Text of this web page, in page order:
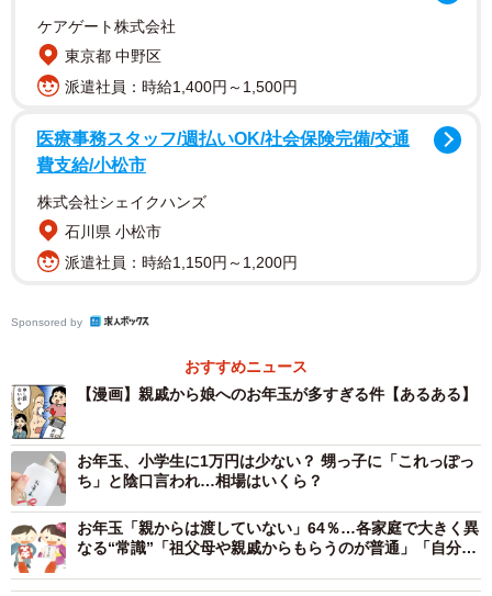
いとこの家には小～中学生の子供が4人いるのに対して、T
美さん・J介さんには幼稚園に通う子供が1人。いとこは
「貰った額と同じだけ渡したい」という想いで、2万円のお
「でもさぁ…確かに渡した合計金額は同じだけど、1人に2
万円はさすがに多すぎるんじゃない？」というのがT美さん
の主張でした。
ケアゲート株式会社
東京都 中野区
派遣社員：時給1,400円～1,500円
医療事務スタッフ/週払いOK/社会保険完備/交通
費支給/小松市
株式会社シェイクハンズ
石川県 小松市
派遣社員：時給1,150円～1,200円
Sponsored by
おすすめニュース
【漫画】親戚から娘へのお年玉が多すぎる件【あるある】
お年玉、小学生に1万円は少ない？ 甥っ子に「これっぽっ
ち」と陰口言われ…相場はいくら？
お年玉「親からは渡していない」64％…各家庭で大きく異
なる“常識”「祖父母や親戚からもらうのが普通」「自分も